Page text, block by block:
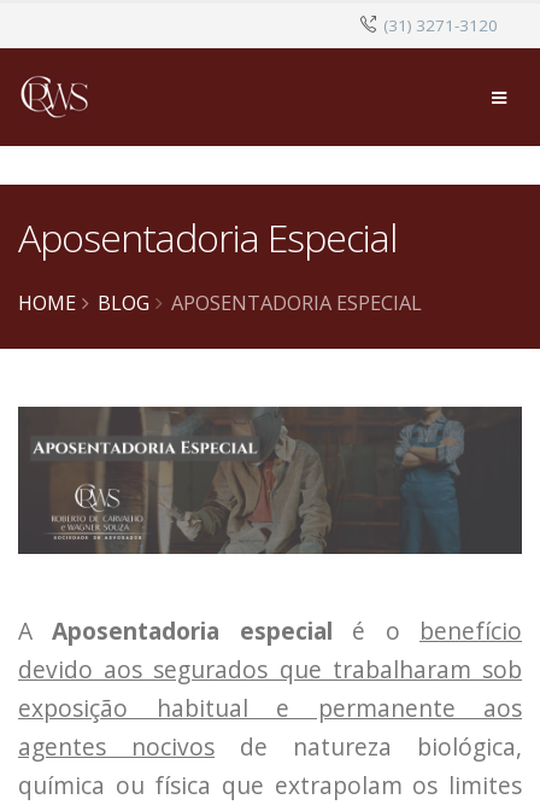
(31) 3271-3120
Aposentadoria Especial
HOME BLOG APOSENTADORIA ESPECIAL
AAposentadoria especial é o benefício
devido aos segurados que trabalharam sob
exposição habitual e permanente aos
agentes nocivos de natureza biológica,
química ou física que extrapolam os limites